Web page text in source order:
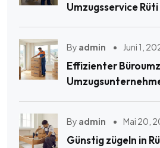
Umzugsservice Rüti
By admin Juni 1,
Effizienter
By admin Mai 20,
Günstig zügeln in